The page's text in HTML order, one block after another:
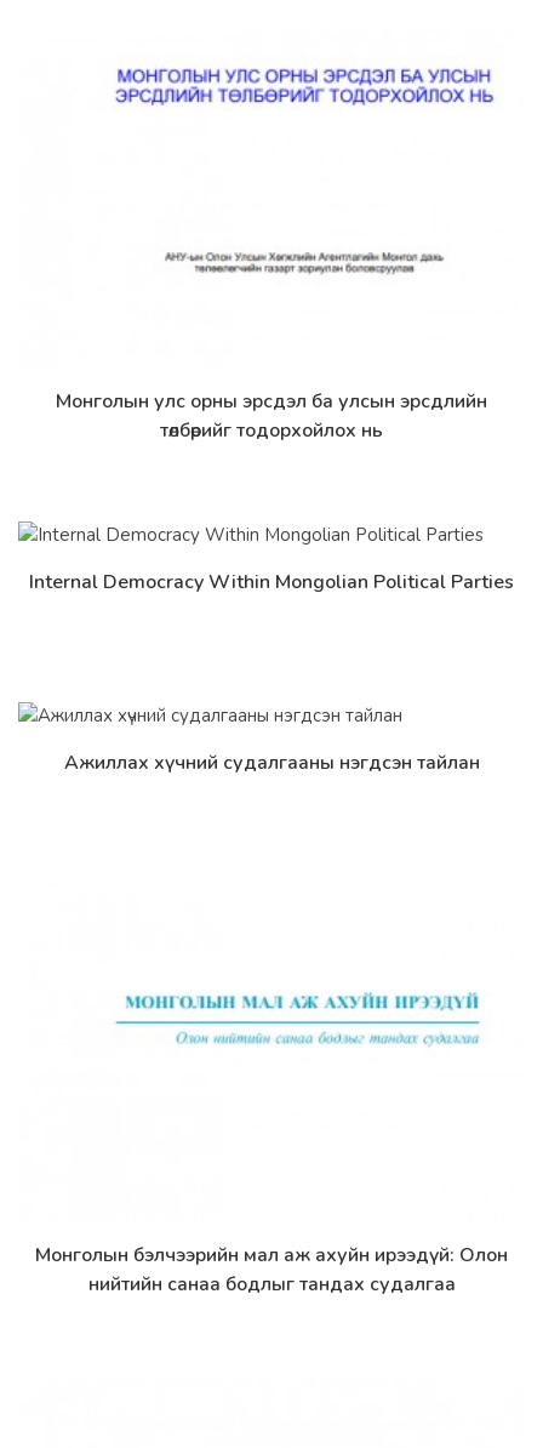
Дэлгэрэнгүй
Монголын улс орны эрсдэл ба улсын эрсдлийн
төлбөрийг тодорхойлох нь
Дэлгэрэнгүй
Internal Democracy Within Mongolian Political Parties
Дэлгэрэнгүй
Ажиллах хүчний судалгааны нэгдсэн тайлан
Дэлгэрэнгүй
Монголын бэлчээрийн мал аж ахуйн ирээдүй: Олон
нийтийн санаа бодлыг тандах судалгаа